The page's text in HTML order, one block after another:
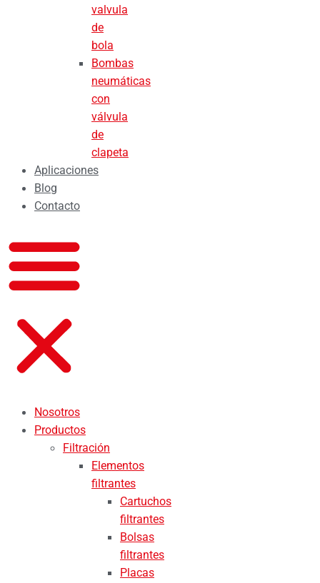
valvula
de
bola
Bombas
neumáticas
con
válvula
de
clapeta
Aplicaciones
Blog
Contacto
Nosotros
Productos
Filtración
Elementos
filtrantes
Cartuchos
filtrantes
Bolsas
filtrantes
Placas